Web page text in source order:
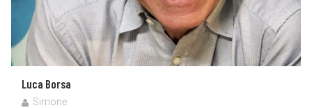
Luca Borsa
Simone